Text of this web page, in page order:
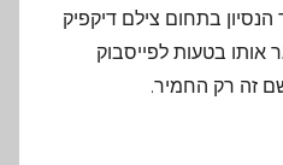
בתחום צילם דיקפיק
אותו בטעות לפייסבוק
זה רק החמיר.